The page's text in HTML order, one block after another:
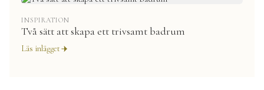
INSPIRATION
Två sätt att skapa ett trivsamt badrum
Läs inlägget